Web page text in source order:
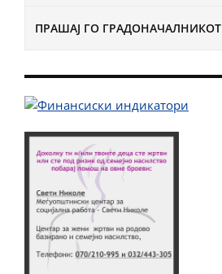
ПРАШАЈ ГО ГРАДОНАЧАЛНИКОТ